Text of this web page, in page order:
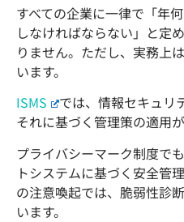
すべての企業に一律で「年
しなければならない」と定
りません。ただし、実務上
います。
ISMS
では、情報セキュリ
それに基づく管理策の適用
プライバシーマーク制度で
トシステムに基づく安全管
の注意喚起では、脆弱性診
います。